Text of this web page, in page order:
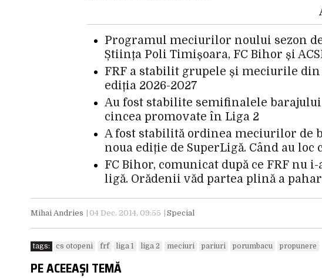
Programul meciurilor noului sezon de
Știința Poli Timișoara, FC Bihor și
FRF a stabilit grupele și meciurile
ediția 2026-2027
Au fost stabilite semifinalele
cincea promovate în Liga 2
A fost stabilită ordinea meciurilor de
noua ediție de SuperLigă. Când au loc
FC Bihor, comunicat după ce FRF nu
ligă. Orădenii văd partea plină a
Mihai Andries 04 Dec. 2014, 09:55 Special
tags: cs otopeni frf liga 1 liga 2 meciuri pariuri porumbacu propunere
PE ACEEAȘI TEMĂ